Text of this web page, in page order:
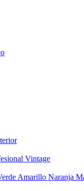
Vintage
Amarillo Naranja